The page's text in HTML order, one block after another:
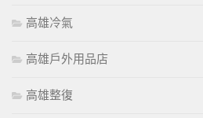
高雄冷氣
高雄戶外用品店
高雄整復